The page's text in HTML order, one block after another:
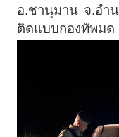
อ.ชานุมาน จ.อำน
ติดแบบกองทัพมด